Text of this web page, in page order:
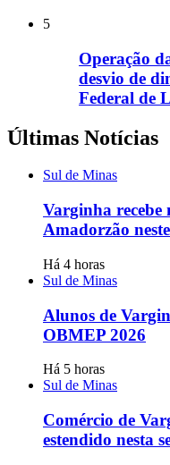
5
Operação
desvio de
Federal de
Últimas Notícias
Sul de Minas
Varginha
Amadorzão
Há 4 horas
Sul de Minas
Alunos de
OBMEP 2026
Há 5 horas
Sul de Minas
Comércio de
estendido nesta